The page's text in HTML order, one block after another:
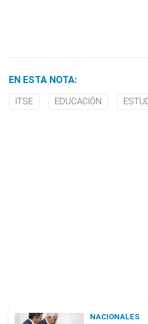
EN ESTA NOTA:
ITSE EDUCACIÓN
NACIONALES